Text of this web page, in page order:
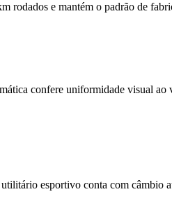
rodados e mantém o padrão de
confere uniformidade visual ao
esportivo conta com câmbio